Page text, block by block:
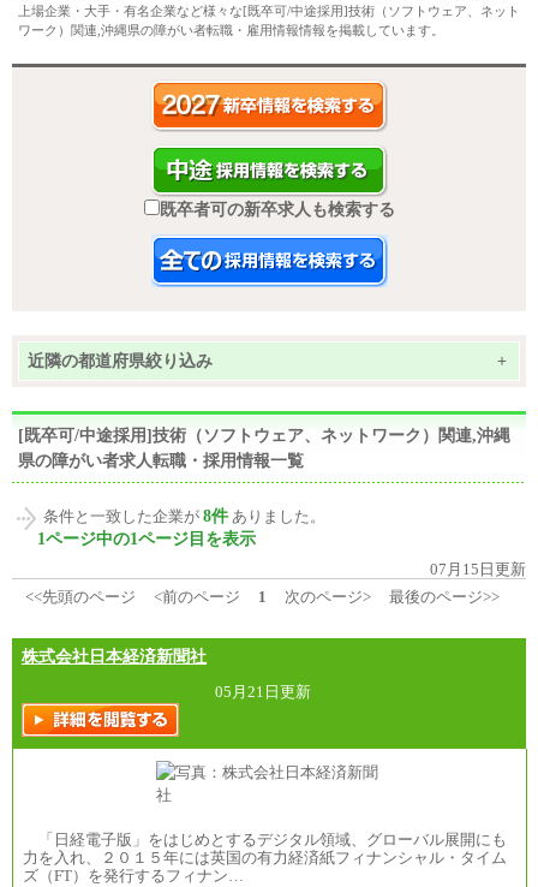
上場企業・大手・有名企業など様々な[既卒可/中途採用]技術（ソフトウェア、ネット
ワーク）関連,沖縄県の障がい者転職・雇用情報情報を掲載しています。
既卒者可の新卒求人も検索する
近隣の都道府県絞り込み +
[既卒可/中途採用]技術（ソフトウェア、ネットワーク）関連,沖縄
県の障がい者求人転職・採用情報一覧
条件と一致した企業が 8件 ありました。
1ページ中の1ページ目を表示
07月15日更新
<<先頭のページ
<前のページ 1 次のページ> 最後のページ>>
株式会社日本経済新聞社
05月21日更新
「日経電子版」をはじめとするデジタル領域、グローバル展開にも
力を入れ、２０１５年には英国の有力経済紙フィナンシャル・タイム
ズ（FT）を発行するフィナン…